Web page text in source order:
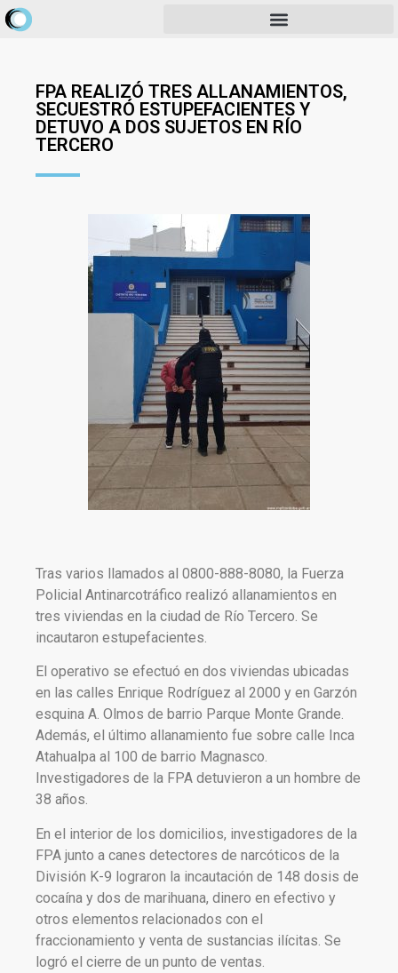
FPA REALIZÓ TRES ALLANAMIENTOS,
SECUESTRÓ ESTUPEFACIENTES Y
DETUVO A DOS SUJETOS EN RÍO
TERCERO
Tras varios llamados al 0800-888-8080, la Fuerza
Policial Antinarcotráfico realizó allanamientos en
tres viviendas en la ciudad de Río Tercero. Se
incautaron estupefacientes.
El operativo se efectuó en dos viviendas ubicadas
en las calles Enrique Rodríguez al 2000 y en Garzón
esquina A. Olmos de barrio Parque Monte Grande.
Además, el último allanamiento fue sobre calle Inca
Atahualpa al 100 de barrio Magnasco.
Investigadores de la FPA detuvieron a un hombre de
38 años.
En el interior de los domicilios, investigadores de la
FPA junto a canes detectores de narcóticos de la
División K-9 lograron la incautación de 148 dosis de
cocaína y dos de marihuana, dinero en efectivo y
otros elementos relacionados con el
fraccionamiento y venta de sustancias ilícitas. Se
logró el cierre de un punto de ventas.